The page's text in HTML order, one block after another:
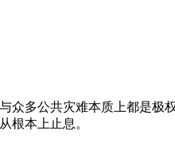
多公共灾难本质上都是
根本上止息。